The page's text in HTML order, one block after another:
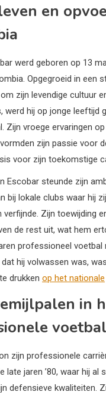
en
werd geboren op 13
Opgegroeid in een
zijn levendige cultuur
werd hij op jonge leeftijd
Zijn vroege ervaringen
zijn passie voor
voor zijn toekomstige
Escobar steunde zijn
bij lokale clubs waar hij
verfijnde. Zijn toewijding
de rest uit, wat hem
professioneel voetbal
hij volwassen was,
drukken op het nationale
in
voetbal
zijn professionele
late jaren ’80, waar hij al
defensieve kwaliteiten.